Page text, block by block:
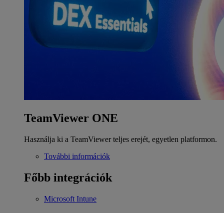
TeamViewer ONE
Használja ki a TeamViewer teljes erejét, egyetlen platformon.
További információk
Főbb integrációk
Microsoft Intune